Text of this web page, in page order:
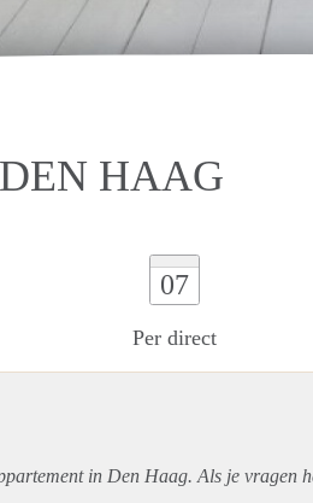
HAAG
07
Per direct
in Den Haag. Als je vragen